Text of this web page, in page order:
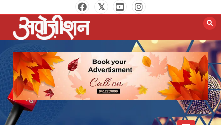
to
content
Opposition Digital